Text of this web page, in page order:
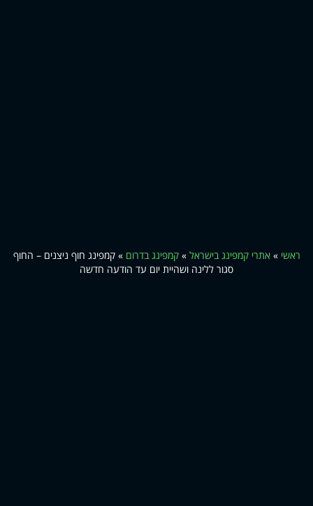
ראשי »אתרי קמפינג בישראל »קמפינג בדרום »קמפינג חוף ניצנים – החוף
סגור ללינה ושהיית יום עד הודעה חדשה